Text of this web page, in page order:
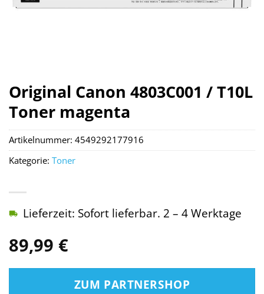
Original Canon 4803C001 / T10L
Toner magenta
89,99 €
Lieferzeit: Sofort lieferbar. 2 – 4 Werktage
ZUM PARTNERSHOP
Artikelnummer: 4549292177916
Kategorie: Toner